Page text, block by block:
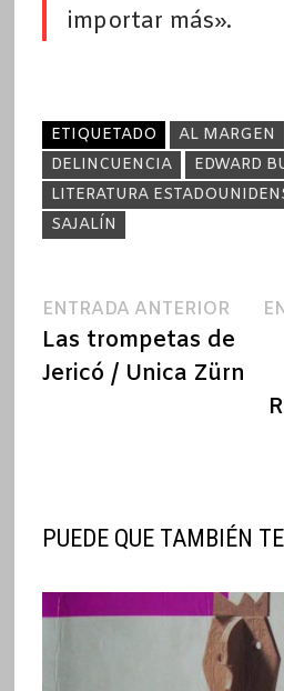
importar más».
ETIQUETADO AL MARGEN
DELINCUENCIA
EDWARD
LITERATURA
SAJALÍN
Navegación
de
entradas
ENTRADA ANTERIOR
Las trompetas de
Jericó / Unica Zürn
PUEDE QUE TAMBIÉN